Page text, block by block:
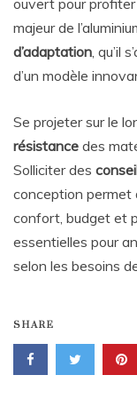
ouvert pour profiter
majeur de
d’adaptation, qu’il
d’un modèle
Se projeter sur le
résistance des
Solliciter des
conception permet
confort, budget et
essentielles pour
selon les besoins
SHARE